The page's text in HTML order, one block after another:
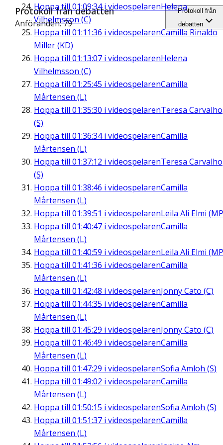
Hoppa till 01:09:34i videospelarenHelena
Vilhelmsson (C)
Hoppa till 01:11:36 i videospelarenCamilla Rinaldo
Miller (KD)
Hoppa till 01:13:07 i videospelarenHelena
Vilhelmsson (C)
Hoppa till 01:25:45 i videospelarenCamilla
Mårtensen (L)
Hoppa till 01:35:30 i videospelarenTeresa Carvalho
(S)
Hoppa till 01:36:34i videospelarenCamilla
Mårtensen (L)
Hoppa till 01:37:12 i videospelarenTeresa Carvalho
(S)
Hoppa till 01:38:46 i videospelarenCamilla
Mårtensen (L)
Hoppa till 01:39:51 i videospelarenLeila Ali Elmi
Hoppa till 01:40:47 i videospelarenCamilla
Mårtensen (L)
Hoppa till 01:40:59 i videospelarenLeila Ali Elmi
Hoppa till 01:41:36 i videospelarenCamilla
Mårtensen (L)
Hoppa till 01:42:48 i videospelarenJonny Cato (C)
Hoppa till 01:44:35 i videospelarenCamilla
Mårtensen (L)
Hoppa till 01:45:29 i videospelarenJonny Cato (C)
Hoppa till 01:46:49 i videospelarenCamilla
Mårtensen (L)
Hoppa till 01:47:29 i videospelarenSofia Amloh (S)
Hoppa till 01:49:02 i videospelarenCamilla
Mårtensen (L)
Hoppa till 01:50:15 i videospelarenSofia Amloh (S)
Hoppa till 01:51:37 i videospelarenCamilla
Mårtensen (L)
Protokoll från debatten
Anföranden: 79
Protokoll från
debatten